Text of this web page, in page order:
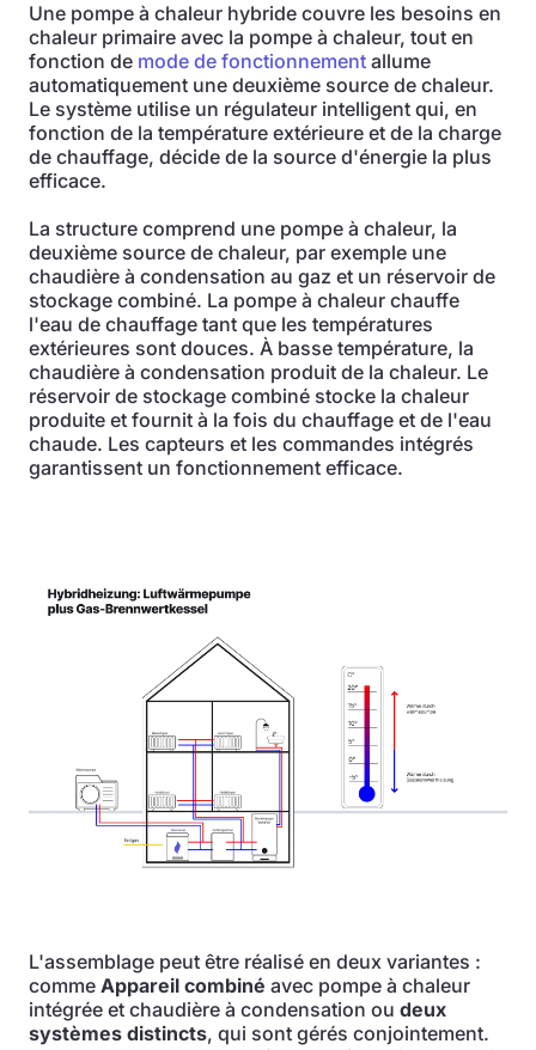
Une pompe à chaleur hybride couvre les besoins en
chaleur primaire avec la pompe à chaleur, tout en
fonction de mode de fonctionnement allume
automatiquement une deuxième source de chaleur.
Le système utilise un régulateur intelligent qui, en
fonction de la température extérieure et de la charge
de chauffage, décide de la source d'énergie la plus
efficace.
La structure comprend une pompe à chaleur, la
deuxième source de chaleur, par exemple une
chaudière à condensation au gaz et un réservoir de
stockage combiné. La pompe à chaleur chauffe
l'eau de chauffage tant que les températures
extérieures sont douces. À basse température, la
chaudière à condensation produit de la chaleur. Le
réservoir de stockage combiné stocke la chaleur
produite et fournit à la fois du chauffage et de l'eau
chaude. Les capteurs et les commandes intégrés
garantissent un fonctionnement efficace.
L'assemblage peut être réalisé en deux variantes :
comme Appareil combiné avec pompe à chaleur
intégrée et chaudière à condensation ou deux
systèmes distincts, qui sont gérés conjointement.